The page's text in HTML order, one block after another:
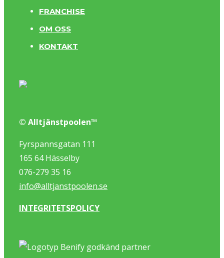
FRANCHISE
OM OSS
KONTAKT
© Alltjänstpoolen™
Fyrspannsgatan 111
165 64 Hässelby
076-279 35 16
info@alltjanstpoolen.se
INTEGRITETSPOLICY